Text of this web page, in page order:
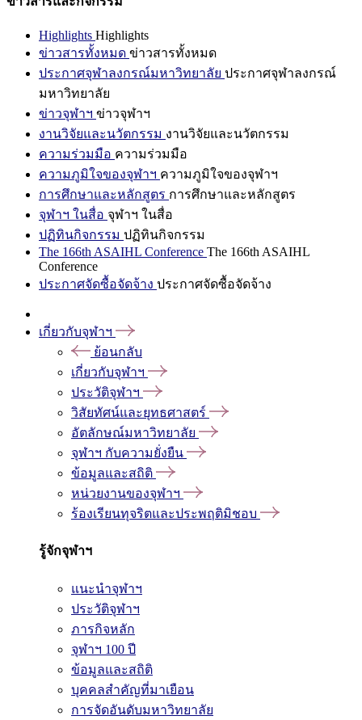
Highlights Highlights
ข่าวสารทั้งหมด ข่าวสารทั้งหมด
ประกาศจุฬาลงกรณ์มหาวิทยาลัย ประกาศจุฬาลงกรณ์
มหาวิทยาลัย
ข่าวจุฬาฯ ข่าวจุฬาฯ
งานวิจัยและนวัตกรรม งานวิจัยและนวัตกรรม
ความร่วมมือ ความร่วมมือ
ความภูมิใจของจุฬาฯ ความภูมิใจของจุฬาฯ
การศึกษาและหลักสูตร การศึกษาและหลักสูตร
จุฬาฯ ในสื่อ จุฬาฯ ในสื่อ
ปฏิทินกิจกรรม ปฏิทินกิจกรรม
The 166th ASAIHL Conference The 166th ASAIHL
Conference
ประกาศจัดซื้อจัดจ้าง ประกาศจัดซื้อจัดจ้าง
เกี่ยวกับจุฬาฯ
ย้อนกลับ
เกี่ยวกับจุฬาฯ
ประวัติจุฬาฯ
วิสัยทัศน์และยุทธศาสตร์
อัตลักษณ์มหาวิทยาลัย
จุฬาฯ กับความยั่งยืน
ข้อมูลและสถิติ
หน่วยงานของจุฬาฯ
ร้องเรียนทุจริตและประพฤติมิชอบ
รู้จักจุฬาฯ
แนะนำจุฬาฯ
ประวัติจุฬาฯ
ภารกิจหลัก
จุฬาฯ 100 ปี
ข้อมูลและสถิติ
บุคคลสำคัญที่มาเยือน
การจัดอันดับมหาวิทยาลัย